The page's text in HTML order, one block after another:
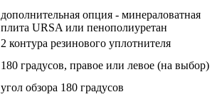
дополнительная опция - минераловатная
плита URSA или пенополиуретан
2 контура резинового уплотнителя
180 градусов, правое или левое (на выбор)
угол обзора 180 градусов